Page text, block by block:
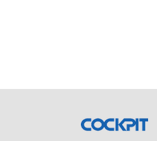
た店舗へご連絡くださ